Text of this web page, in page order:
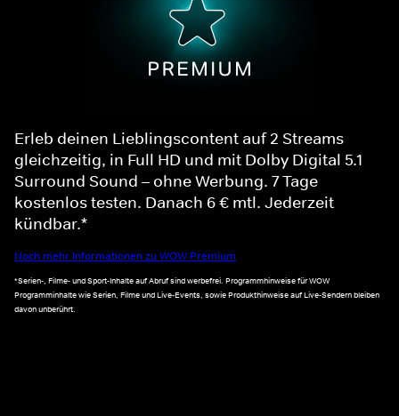
Erleb deinen Lieblingscontent auf 2 Streams
gleichzeitig, in Full HD und mit Dolby Digital 5.1
Surround Sound – ohne Werbung. 7 Tage
kostenlos testen. Danach 6 € mtl. Jederzeit
kündbar.*
Noch mehr Informationen zu WOW Premium
*Serien-, Filme- und Sport-Inhalte auf Abruf sind werbefrei. Programmhinweise für WOW
Programminhalte wie Serien, Filme und Live-Events, sowie Produkthinweise auf Live-Sendern bleiben
davon unberührt.